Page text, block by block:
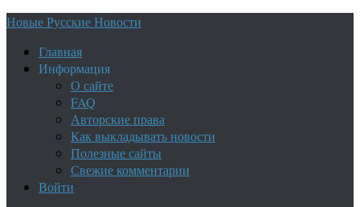
Новые Русские Новости
Главная
Информация
О сайте
FAQ
Авторские права
Как выкладывать новости
Полезные сайты
Свежие комментарии
Войти